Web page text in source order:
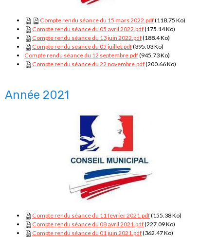
Compte rendu séance du 15 mars 2022.pdf(118.75 Ko)
Compte rendu séance du 05 avril 2022.pdf(175.14 Ko)
Compte rendu séance du 13 juin 2022.pdf(188.4 Ko)
Compte rendu séance du 05 juillet.pdf(395.03 Ko)
Compte rendu séance du 12 septembre.pdf(945.73 Ko)
Compte rendu séance du 22 novembre.pdf(200.66 Ko)
Année 2021
Compte rendu séance du 11 fevrier 2021.pdf(155.38 Ko)
Compte rendu séance du 08 avril 2021.pdf(227.09 Ko)
Compte rendu séance du 01 juin 2021.pdf(362.47 Ko)